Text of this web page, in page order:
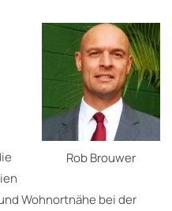
Rob Brouwer
Wohnortnähe bei der